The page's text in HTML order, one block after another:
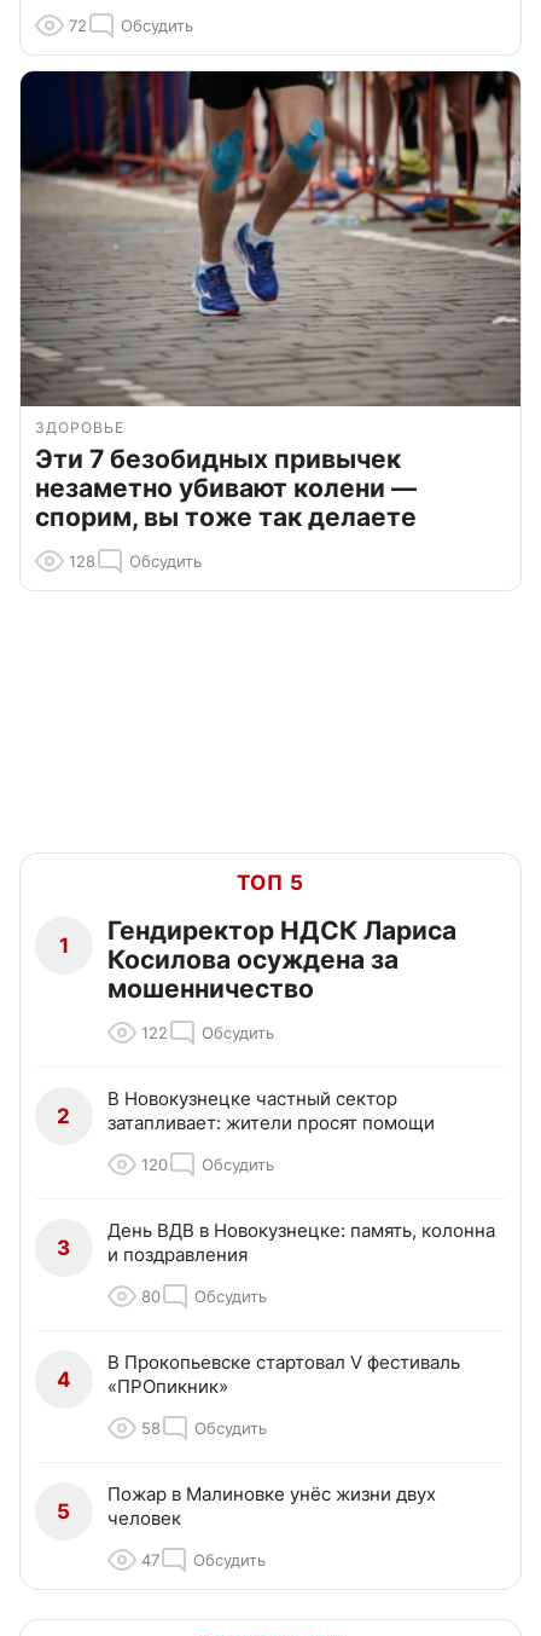
72 Обсудить
ЗДОРОВЬЕ
Эти 7 безобидных привычек
незаметно убивают колени —
спорим, вы тоже так делаете
128 Обсудить
ТОП 5
1
Гендиректор НДСК Лариса
Косилова осуждена за
мошенничество
122 Обсудить
2
В Новокузнецке частный сектор
затапливает: жители просят помощи
120 Обсудить
3
День ВДВ в Новокузнецке: память, колонна
и поздравления
80 Обсудить
4
В Прокопьевске стартовал V фестиваль
«ПРОпикник»
58 Обсудить
5
Пожар в Малиновке унёс жизни двух
человек
47 Обсудить